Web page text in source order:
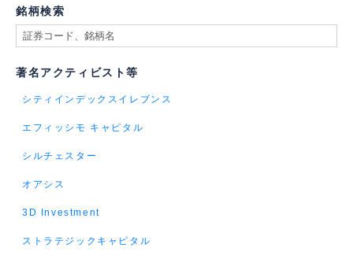
銘柄検索
著名アクティビスト等
シティインデックスイレブンス
エフィッシモ キャピタル
シルチェスター
オアシス
3D Investment
ストラテジックキャピタル